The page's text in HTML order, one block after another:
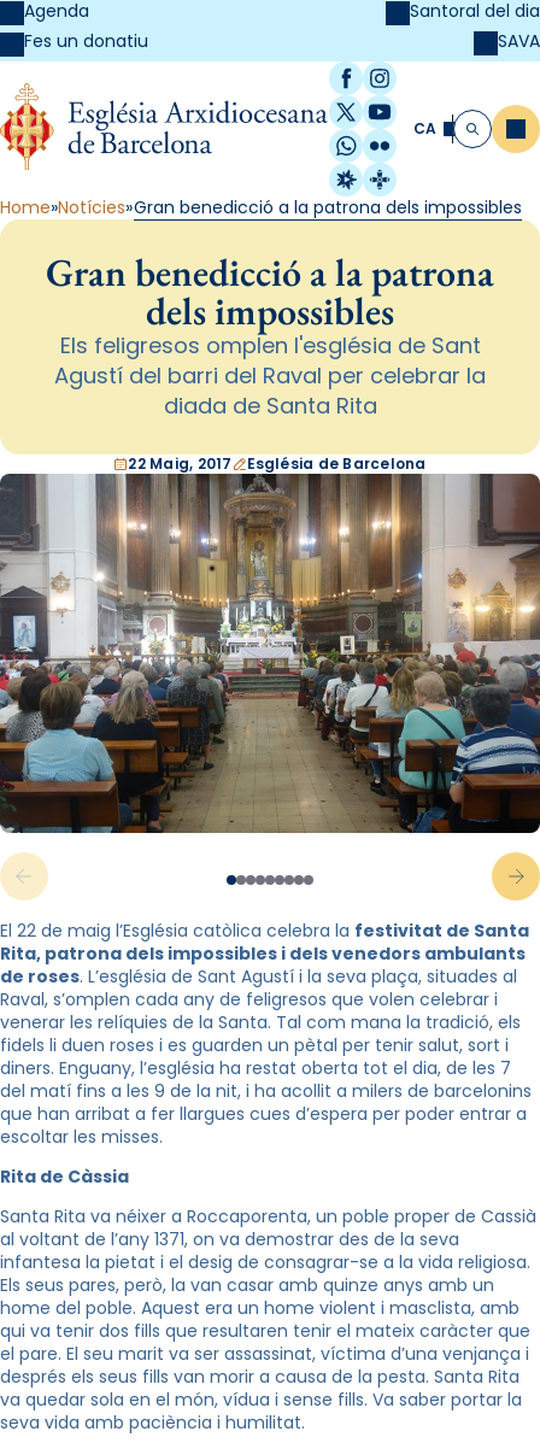
Agenda
Fes un donatiu
Santoral del dia
SAVA
Facebook
Instagram
X / Twitter
YouTube
WhatsApp
Flickr
Radio Estel
Catalunya
CA Cerca
Home Notícies Gran benedicció a la patrona dels impossibles
Gran benedicció a la patrona
dels impossibles
Els feligresos omplen l'església de Sant
Agustí del barri del Raval per celebrar la
diada de Santa Rita
22 Maig, 2017 Església de Barcelona
El 22 de maig l’Església catòlica celebra la festivitat de Santa
Rita, patrona dels impossibles i dels venedors ambulants
de roses. L’església de Sant Agustí i la seva plaça, situades al
Raval, s’omplen cada any de feligresos que volen celebrar i
venerar les relíquies de la Santa. Tal com mana la tradició, els
fidels li duen roses i es guarden un pètal per tenir salut, sort i
diners. Enguany, l’església ha restat oberta tot el dia, de les 7
del matí fins a les 9 de la nit, i ha acollit a milers de barcelonins
que han arribat a fer llargues cues d’espera per poder entrar a
escoltar les misses.
Rita de Càssia
Santa Rita va néixer a Roccaporenta, un poble proper de Cassià
al voltant de l’any 1371, on va demostrar des de la seva
infantesa la pietat i el desig de consagrar-se a la vida religiosa.
Els seus pares, però, la van casar amb quinze anys amb un
home del poble. Aquest era un home violent i masclista, amb
qui va tenir dos fills que resultaren tenir el mateix caràcter que
el pare. El seu marit va ser assassinat, víctima d’una venjança i
després els seus fills van morir a causa de la pesta. Santa Rita
va quedar sola en el món, vídua i sense fills. Va saber portar la
seva vida amb paciència i humilitat.